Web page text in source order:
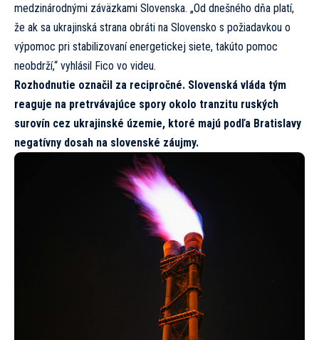
medzinárodnými záväzkami Slovenska. „Od dnešného dňa platí,
že ak sa ukrajinská strana obráti na Slovensko s požiadavkou o
výpomoc pri stabilizovaní energetickej siete, takúto pomoc
neobdrží,“ vyhlásil Fico vo videu.
Rozhodnutie označil za recipročné. Slovenská vláda tým
reaguje na pretrvávajúce spory okolo tranzitu ruských
surovín cez ukrajinské územie, ktoré majú podľa Bratislavy
negatívny dosah na slovenské záujmy.